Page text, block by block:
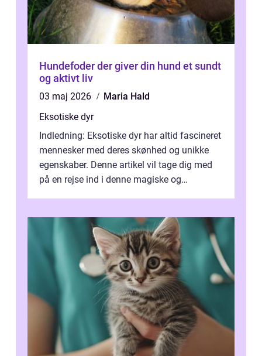
Hundefoder der giver din hund et sundt
og aktivt liv
03 maj 2026
Maria Hald
Eksotiske dyr
Indledning: Eksotiske dyr har altid fascineret
mennesker med deres skønhed og unikke
egenskaber. Denne artikel vil tage dig med
på en rejse ind i denne magiske og